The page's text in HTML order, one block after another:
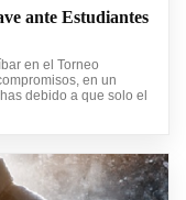
ante Estudiantes
en el Torneo
en un
debido a que solo el